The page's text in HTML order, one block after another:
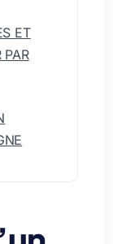
ET
PAR